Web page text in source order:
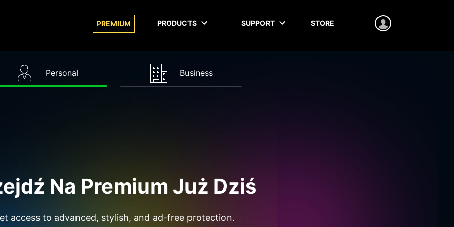
PREMIUM PRODUCTS SUPPORT STORE
Personal Business
Na Premium Już Dziś
access to advanced, stylish, and ad-free protection.